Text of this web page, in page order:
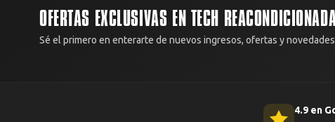
OFERTAS EXCLUSIVAS EN TECH
Sé el primero en enterarte de nuevos ingresos, ofertas y
4.9 en